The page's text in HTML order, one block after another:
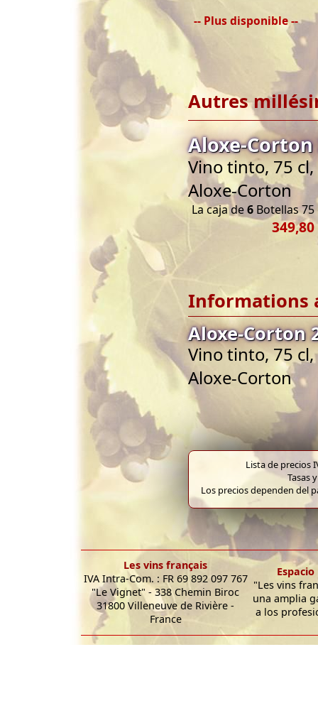
-- Plus disponible --
Autres
Aloxe-
Vino tinto, 75
Aloxe-Corton
La caja de6 Botellas 75
349,80
Informations
Aloxe-Corton
Vino tinto, 75
Aloxe-Corton
Lista de precios
Tasas
Los precios dependen del
Les vins français
IVA Intra-Com. : FR 69 892 097 767
"Le Vignet" - 338 Chemin Biroc
31800 Villeneuve de Rivière -
France
"Les vins
una amplia
a los